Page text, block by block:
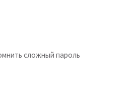
сложный пароль